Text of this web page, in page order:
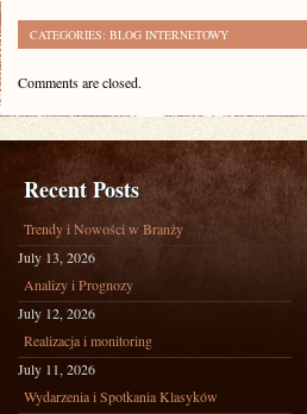
CATEGORIES: BLOG INTERNETOWY
Comments are closed.
Recent Posts
Trendy i Nowości w Branży
July 13, 2026
Analizy i Prognozy
July 12, 2026
Realizacja i monitoring
July 11, 2026
Wydarzenia i Spotkania Klasyków